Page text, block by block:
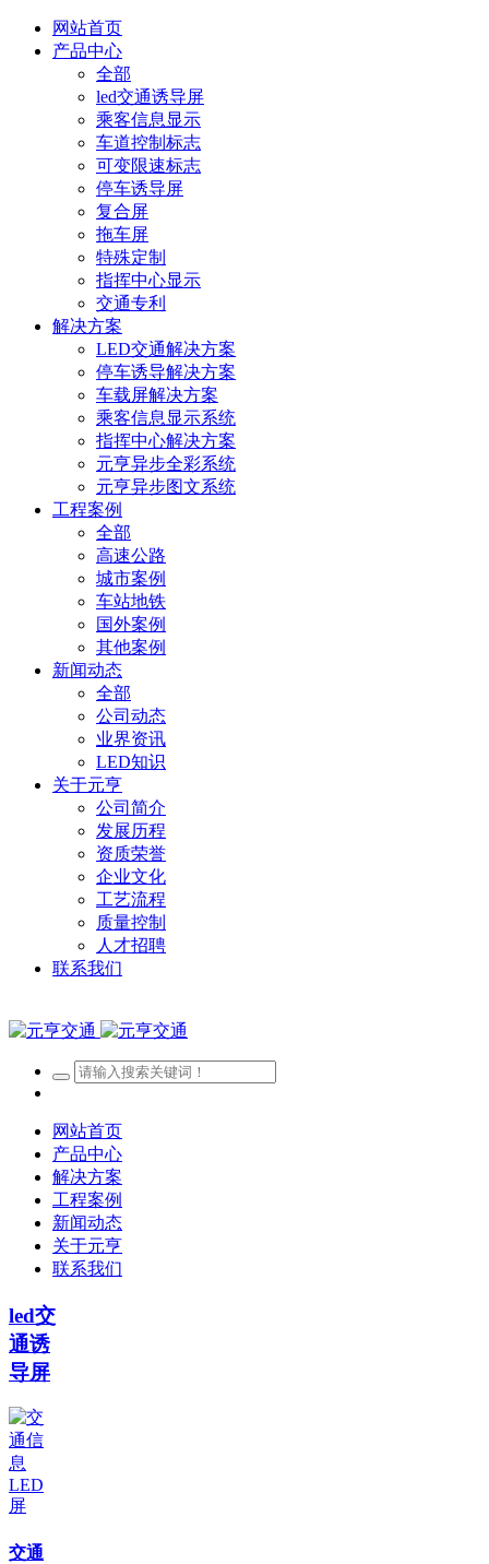
网站首页
产品中心
全部
led交通诱导屏
乘客信息显示
车道控制标志
可变限速标志
停车诱导屏
复合屏
拖车屏
特殊定制
指挥中心显示
交通专利
解决方案
LED交通解决方案
停车诱导解决方案
车载屏解决方案
乘客信息显示系统
指挥中心解决方案
元亨异步全彩系统
元亨异步图文系统
工程案例
全部
高速公路
城市案例
车站地铁
国外案例
其他案例
新闻动态
全部
公司动态
业界资讯
LED知识
关于元亨
公司简介
发展历程
资质荣誉
企业文化
工艺流程
质量控制
人才招聘
联系我们
网站首页
产品中心
解决方案
工程案例
新闻动态
关于元亨
联系我们
led交
通诱
导屏
交通